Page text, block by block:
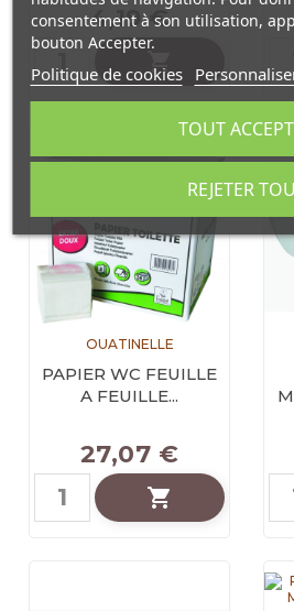
4,19 €

OUATINELLE
PAPIER WC FEUILLE
A FEUILLE...
27,07 €

consentement à son utilisation,
bouton Accepter.
Politique de cookies
REJETER
TOUT